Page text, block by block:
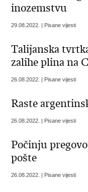
inozemstvu
29.08.2022. | Pisane vijesti
Talijanska
zalihe plina na
26.08.2022. | Pisane vijesti
Raste
26.08.2022. | Pisane vijesti
Počinju
pošte
26.08.2022. | Pisane vijesti